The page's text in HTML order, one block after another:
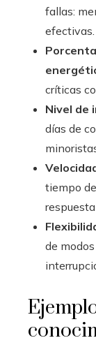
fallas:
efectivas.
críticas
Nivel de
días de
tiempo
de